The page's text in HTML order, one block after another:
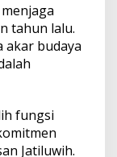
tahun lalu.
akar budaya
fungsi
Jatiluwih.